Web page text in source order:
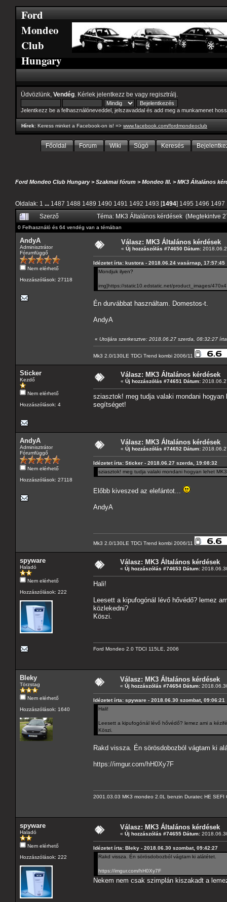
Ford
Mondeo
Club
Hungary
Üdvözlünk, Vendég . Kérlek jelentkezz be vagy regisztrálj
Jelentkezz be a felhasználóneveddel, jelszavaddal és add meg a munkamenet
Hírek: Keress minket a Facebook-on is! => www.facebook.com/fordmondeoclub
Főoldal Forum Wiki Súgó Keresés
Ford Mondeo Club Hungary>Szakmai fórum >Mondeo III. >MK3 Általános
Oldalak: 1 ... 1487 1488 1489 1490 1491 1492 1493 [1494] 1495 1496 1497
Szerző
Téma: MK3 Általános kérdések (Megtekintve
0 Felhasználó és 64 vendég van a témában
AndyA
Adminisztrátor
Fórumfüggő
Nem elérhető
Hozzászólások: 27118
Válasz: MK3 Általános kérdések
« Új hozzászólás #74650 Dátum:
Idézetet írta: kustora - 2018.06.24 vasárnap, 17:57:45
Mondjuk ilyen?
img]https://static10.edstatic.net/product_images/
Én durvábbat használtam. Domestos-t.
AndyA
« Utoljára szerkesztve: 2018.06.27 szerda, 08:32:27
Mk3 2.0/130LE TDCi Trend kombi 2006/11
Sticker
Kezdő
Nem elérhető
Hozzászólások: 4
Válasz: MK3 Általános kérdések
« Új hozzászólás #74651 Dátum:
sziasztok! meg tudja valaki mondani
segítséget!
AndyA
Adminisztrátor
Fórumfüggő
Nem elérhető
Hozzászólások: 27118
Válasz: MK3 Általános kérdések
« Új hozzászólás #74652 Dátum:
Idézetet írta: Sticker - 2018.06.27 szerda, 19:08:32
sziasztok! meg tudja valaki mondani hogyan lehet
Előbb kiveszed az elefántot...
AndyA
Mk3 2.0/130LE TDCi Trend kombi 2006/11
spyware
Haladó
Nem elérhető
Hozzászólások: 222
Válasz: MK3 Általános kérdések
« Új hozzászólás #74653 Dátum:
Hali!
Leesett a kipufogónál lévő hővédő? lemez
közlekedni?
Köszi.
Ford Mondeo 2.0 TDCI 115LE, 2006
Bleky
Törzstag
Nem elérhető
Hozzászólások: 1640
Válasz: MK3 Általános kérdések
« Új hozzászólás #74654 Dátum:
Idézetet írta: spyware - 2018.06.30 szombat, 09:06:21
Hali!
Leesett a kipufogónál lévő hővédő? lemez ami a
Köszi.
Rakd vissza. Én sörösdobozból vágtam ki
https://imgur.com/hH0Xy7F
2001.03.03 MK3 mondeo 2.0L benzin Duratec HE
spyware
Haladó
Nem elérhető
Hozzászólások: 222
Válasz: MK3 Általános kérdések
« Új hozzászólás #74655 Dátum:
Idézetet írta: Bleky - 2018.06.30 szombat, 09:42:27
Rakd vissza. Én sörösdobozból vágtam ki alátétet.
https://imgur.com/hH0Xy7F
Nekem nem csak szimplán kiszakadt a